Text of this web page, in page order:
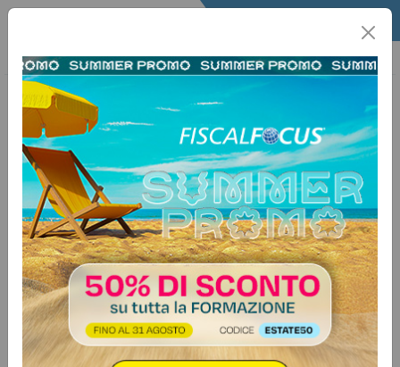
Home Quotidiano Il Quotidiano Edizione del giorno
1 marzo 2022
Quotidiano edizione in PDF -
MARZO 2022
Vuoi avere accesso a tutti i
contenuti riservati e agli
articoli di "Quotidiano"?